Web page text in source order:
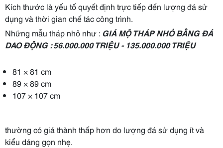
Kích thước là yếu tố quyết định trực tiếp đến lượng đá sử
dụng và thời gian chế tác công trình.
Những mẫu tháp nhỏ như : GIÁ MỘ THÁP NHỎ BẰNG ĐÁ
DAO ĐỘNG : 56.000.000 TRIỆU - 135.000.000 TRIỆU
81 × 81 cm
89 × 89 cm
107 × 107 cm
thường có giá thành thấp hơn do lượng đá sử dụng ít và
kiểu dáng gọn nhẹ.